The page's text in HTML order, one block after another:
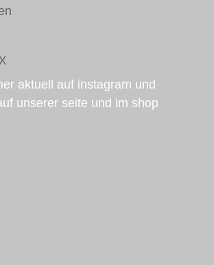
aktuell auf instagram und
unserer seite und im shop